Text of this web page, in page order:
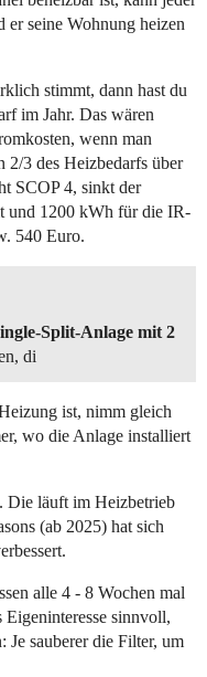
er seine Wohnung heizen
stimmt, dann hast du
im Jahr. Das wären
wenn man
2/3 des Heizbedarfs über
SCOP 4, sinkt der
und 1200 kWh für die IR-
540 Euro.
Split-Anlage mit 2
di
ist, nimm gleich
wo die Anlage installiert
Die läuft im Heizbetrieb
(ab 2025) hat sich
alle 4 - 8 Wochen mal
sinnvoll,
Je sauberer die Filter, um